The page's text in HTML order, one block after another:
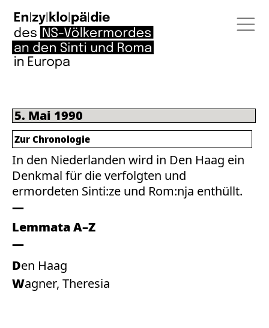
5. Mai 1990
In den Niederlanden wird in Den Haag ein
Denkmal für die verfolgten und
ermordeten Sinti:ze und Rom:nja enthüllt.
Lemmata A–Z
Den Haag
Wagner, Theresia
Zur Chronologie